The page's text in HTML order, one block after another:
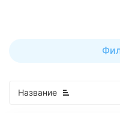
Название